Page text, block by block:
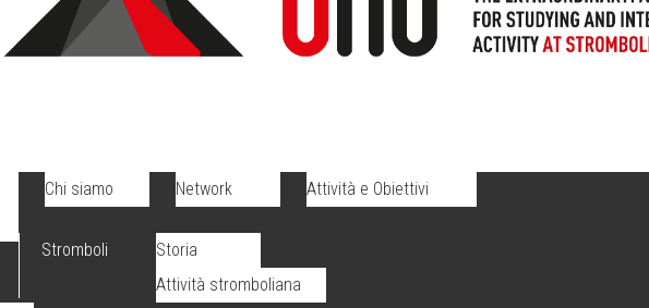
Chi siamo Network
Attività e Obiettivi
Stromboli
Storia
Attività stromboliana